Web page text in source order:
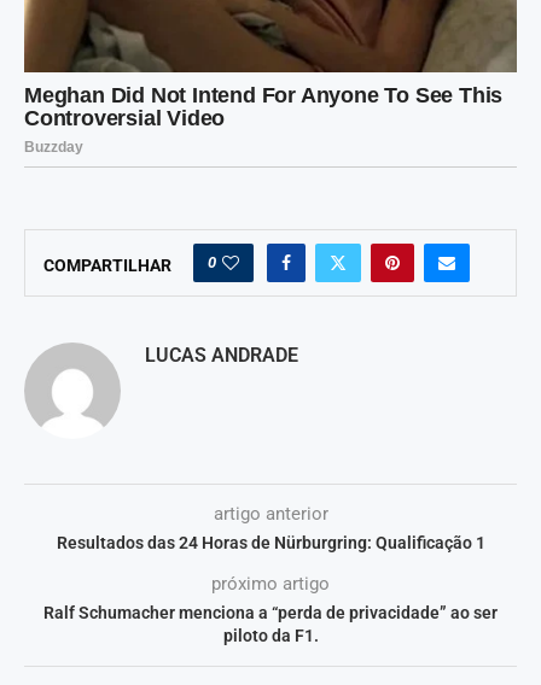
COMPARTILHAR 0
LUCAS ANDRADE
artigo anterior
Resultados das 24 Horas de Nürburgring: Qualificação 1
próximo artigo
Ralf Schumacher menciona a “perda de privacidade” ao ser
piloto da F1.